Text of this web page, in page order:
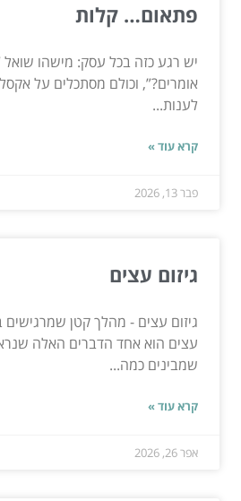
פתאום… קלות
יש רגע כזה בכל עסק: מישהו
אומרים?”, וכולם מסתכלים על
לענות...
קרא עוד »
פבר 13, 2026
גיזום עצים
גיזום עצים - מהלך קטן שמרגישים
עצים הוא אחד הדברים האלה
שמבינים כמה...
קרא עוד »
אפר 26, 2026